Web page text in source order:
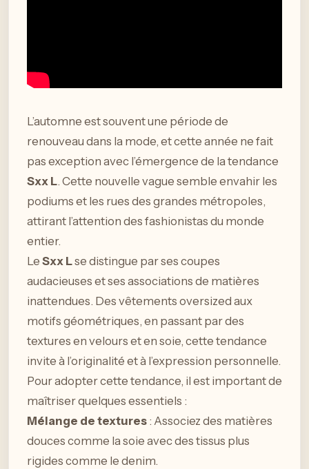
L’automne est souvent une période de
renouveau dans la mode, et cette année ne fait
pas exception avec l’émergence de la tendance
Sxx L. Cette nouvelle vague semble envahir les
podiums et les rues des grandes métropoles,
attirant l’attention des fashionistas du monde
entier.
Le Sxx Lse distingue par ses coupes
audacieuses et ses associations de matières
inattendues. Des vêtements oversized aux
motifs géométriques, en passant par des
textures en velours et en soie, cette tendance
invite à l’originalité et à l’expression personnelle.
Pour adopter cette tendance, il est important de
maîtriser quelques essentiels :
Mélange de textures : Associez des matières
douces comme la soie avec des tissus plus
rigides comme le denim.